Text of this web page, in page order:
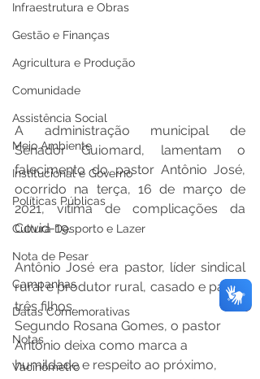
Infraestrutura e Obras
Gestão e Finanças
Agricultura e Produção
Comunidade
Assistência Social
Meio Ambiente
Institucional e Governo
Políticas Públicas
Cultura Desporto e Lazer
Nota de Pesar
Campanhas
Datas Comemorativas
Notas
Vacinômetro
A administração municipal de
Senador Guiomard, lamentam o
falecimento do pastor Antônio José,
ocorrido na terça, 16 de março de
2021, vítima de complicações da
Covid-19.
Antônio José era pastor, líder sindical
rural e produtor rural, casado e pai de
três filhos.
Segundo Rosana Gomes, o pastor
Antônio deixa como marca a
humildade e respeito ao próximo,